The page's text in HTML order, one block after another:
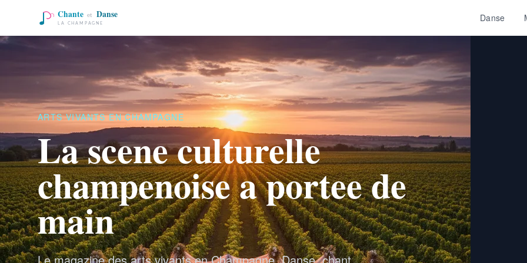
Danse
ARTS VIVANTS EN CHAMPAGNE
La scene culturelle
champenoise a portee de
main